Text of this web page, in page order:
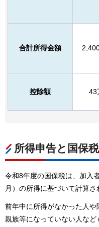
合計所得金額
控除額 43
所得申告と国保税
令和8年度の国保税は、加入
月）の所得に基づいて計算さ
前年中に所得がなかった人
親族等になっていない人な